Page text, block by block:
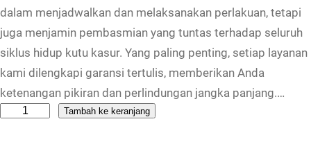
dalam menjadwalkan dan melaksanakan perlakuan, tetapi
juga menjamin pembasmian yang tuntas terhadap seluruh
siklus hidup kutu kasur. Yang paling penting, setiap layanan
kami dilengkapi garansi tertulis, memberikan Anda
ketenangan pikiran dan perlindungan jangka panjang.…
Tambah ke keranjang